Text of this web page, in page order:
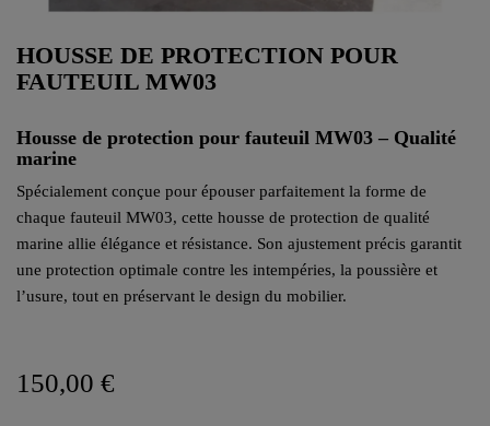
HOUSSE DE PROTECTION POUR
FAUTEUIL MW03
Housse de protection pour fauteuil MW03 – Qualité
marine
Spécialement conçue pour épouser parfaitement la forme de
chaque fauteuil MW03, cette housse de protection de qualité
marine allie élégance et résistance. Son ajustement précis garantit
une protection optimale contre les intempéries, la poussière et
l’usure, tout en préservant le design du mobilier.
150,00 €